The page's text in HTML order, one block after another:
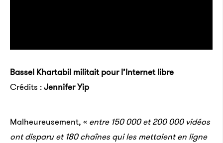
Bassel Khartabil militait pour l’Internet libre
Crédits :Jennifer Yip
Malheureusement, « entre 150 000 et 200 000 vidéos
ont disparu et 180 chaînes qui les mettaient en ligne